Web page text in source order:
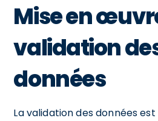
Mise en
validation
données
La validation des données